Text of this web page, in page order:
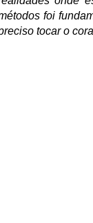
foi
tocar o